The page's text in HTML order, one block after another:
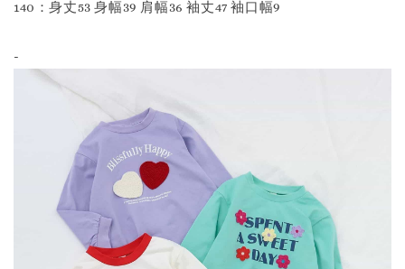
140：身丈53 身幅39 肩幅36 袖丈47 袖口幅9
-